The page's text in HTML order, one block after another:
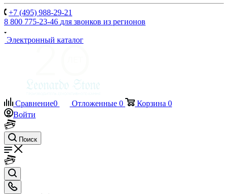
+7 (495) 988-29-21
8 800 775-23-46 для звонков из регионов
Электронный каталог
Сравнение0 Отложенные 0 Корзина 0
Войти
Поиск